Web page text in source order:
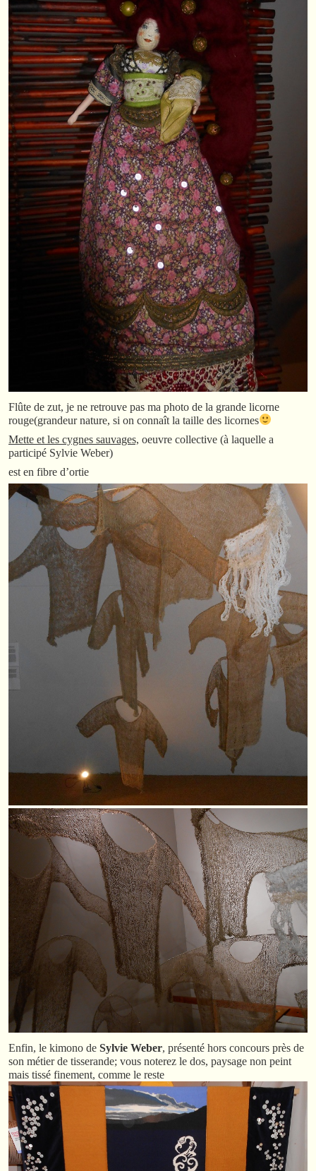
Flûte de zut, je ne retrouve pas ma photo de la grande licorne
rouge(grandeur nature, si on connaît la taille des licornes
Mette et les cygnes sauvages, oeuvre collective (à laquelle a
participé Sylvie Weber)
est en fibre d’ortie
Enfin, le kimono de Sylvie Weber, présenté hors concours près de
son métier de tisserande; vous noterez le dos, paysage non peint
mais tissé finement, comme le reste